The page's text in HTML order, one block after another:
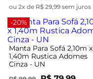
ou 2x de R$ 29,99 sem juros
-20%
Manta Para Sofá 2,10m x
1,40m Rustica Adomes
Cinza - UN